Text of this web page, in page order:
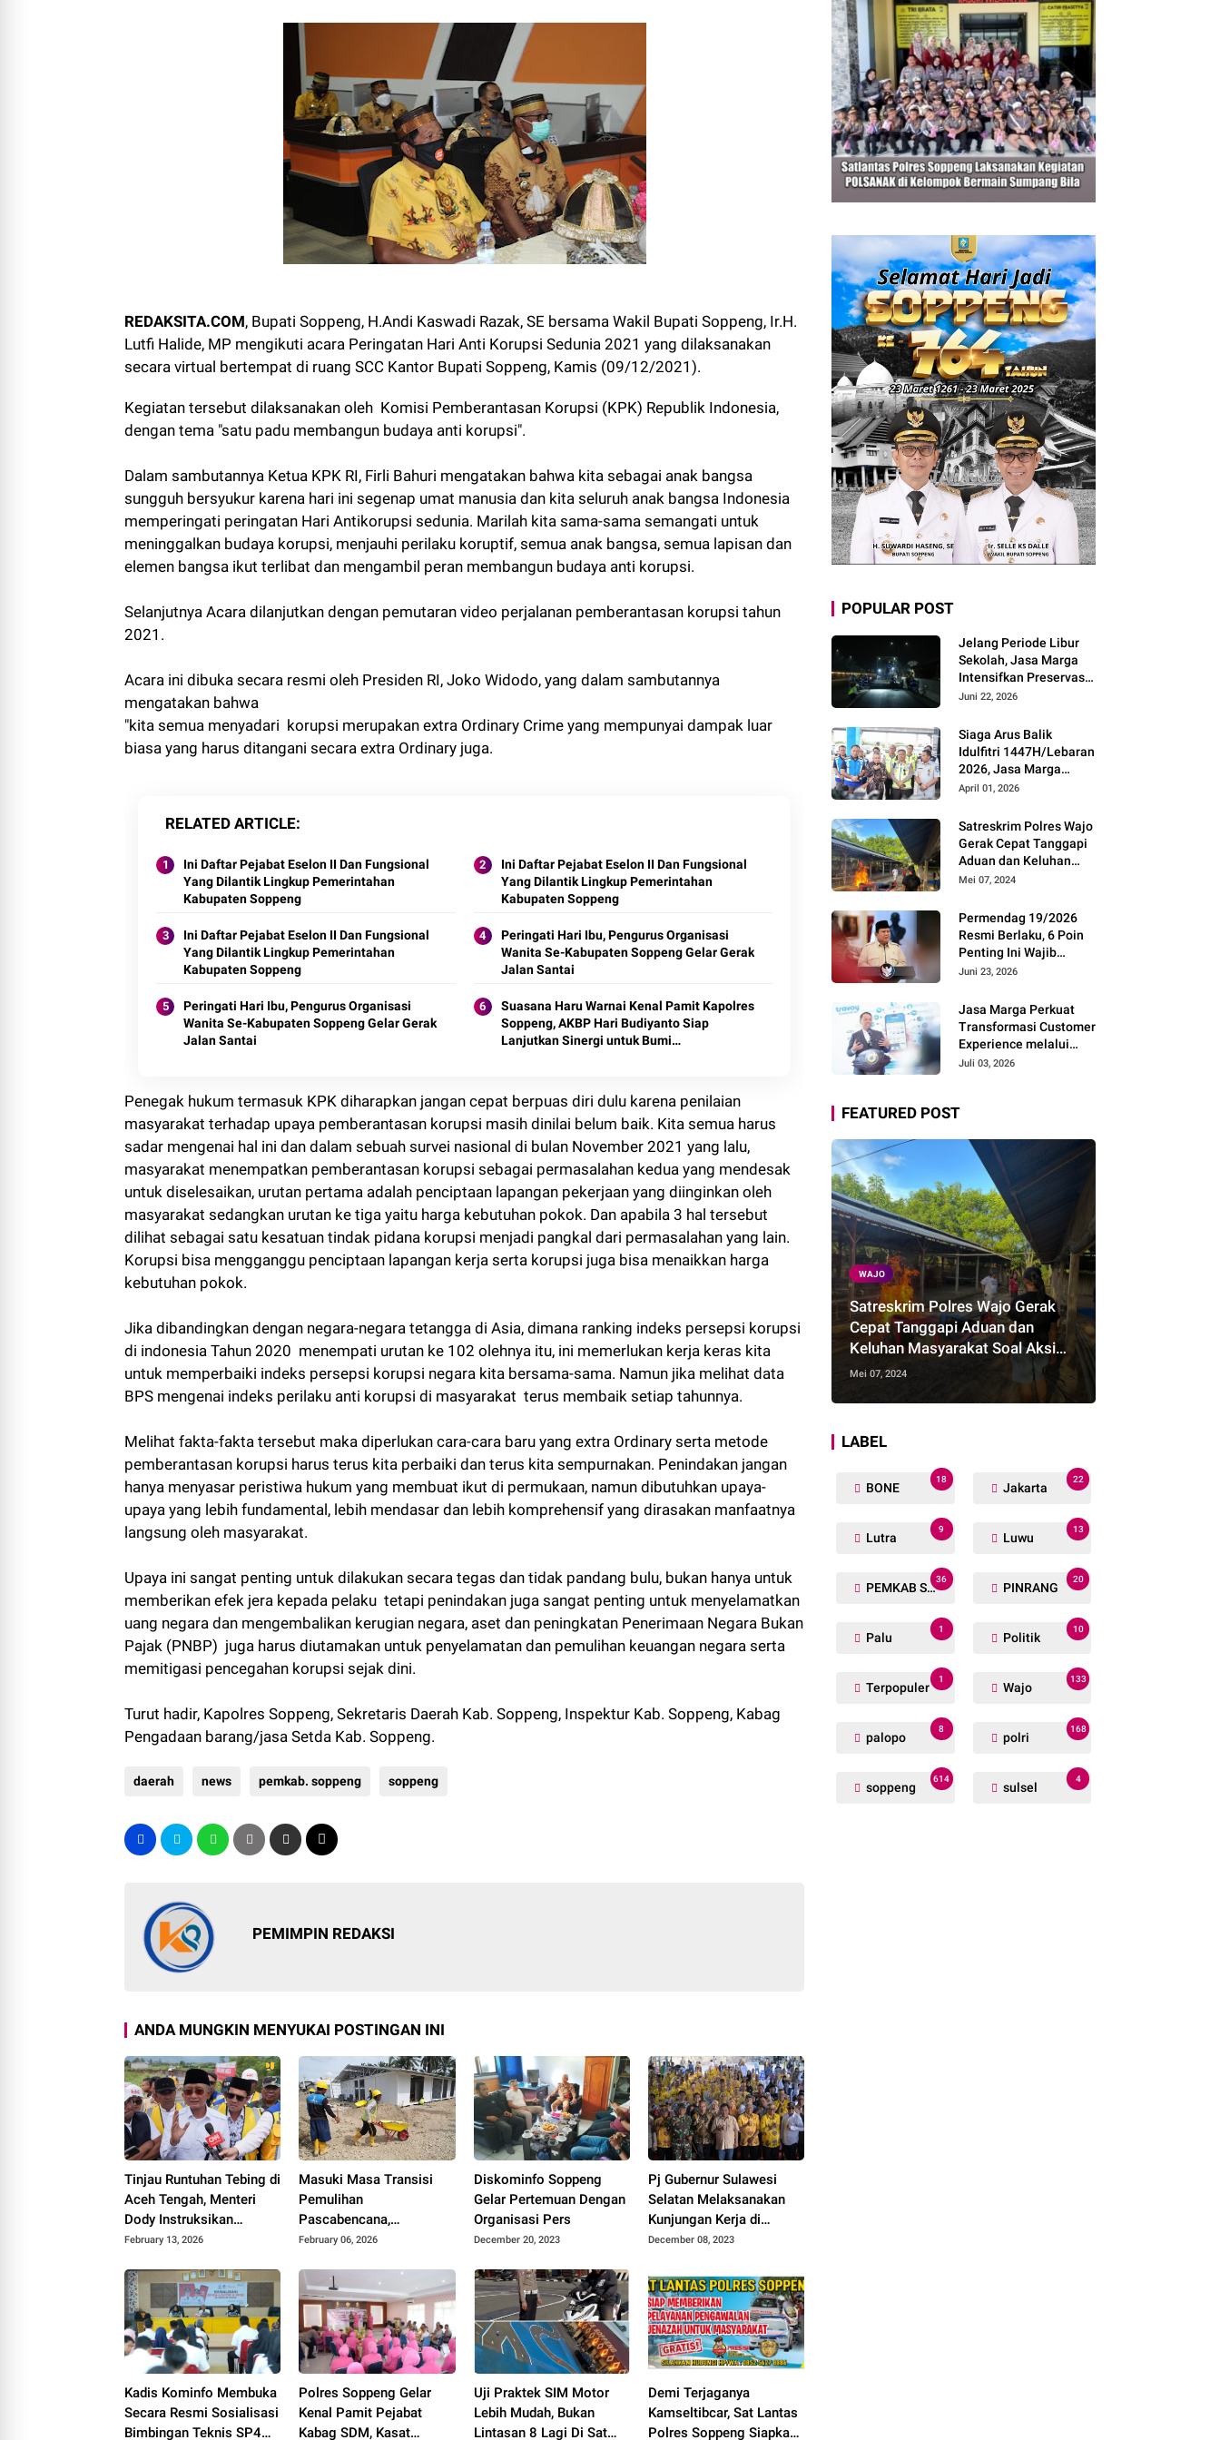
REDAKSITA.COM, Bupati Soppeng, H.Andi Kaswadi Razak, SE bersama Wakil Bupati Soppeng, Ir.H.
Lutfi Halide, MP mengikuti acara Peringatan Hari Anti Korupsi Sedunia 2021 yang dilaksanakan
secara virtual bertempat di ruang SCC Kantor Bupati Soppeng, Kamis (09/12/2021).
Kegiatan tersebut dilaksanakan oleh Komisi Pemberantasan Korupsi (KPK) Republik Indonesia,
dengan tema "satu padu membangun budaya anti korupsi".
Dalam sambutannya Ketua KPK RI, Firli Bahuri mengatakan bahwa kita sebagai anak bangsa
sungguh bersyukur karena hari ini segenap umat manusia dan kita seluruh anak bangsa Indonesia
memperingati peringatan Hari Antikorupsi sedunia. Marilah kita sama-sama semangati untuk
meninggalkan budaya korupsi, menjauhi perilaku koruptif, semua anak bangsa, semua lapisan dan
elemen bangsa ikut terlibat dan mengambil peran membangun budaya anti korupsi.
Selanjutnya Acara dilanjutkan dengan pemutaran video perjalanan pemberantasan korupsi tahun
2021.
Acara ini dibuka secara resmi oleh Presiden RI, Joko Widodo, yang dalam sambutannya
mengatakan bahwa
"kita semua menyadari korupsi merupakan extra Ordinary Crime yang mempunyai dampak luar
biasa yang harus ditangani secara extra Ordinary juga.
RELATED ARTICLE
Ini Daftar Pejabat Eselon II Dan Fungsional
Yang Dilantik Lingkup Pemerintahan
Kabupaten Soppeng
Ini Daftar Pejabat Eselon II Dan Fungsional
Yang Dilantik Lingkup Pemerintahan
Kabupaten Soppeng
Ini Daftar Pejabat Eselon II Dan Fungsional
Yang Dilantik Lingkup Pemerintahan
Kabupaten Soppeng
Peringati Hari Ibu, Pengurus Organisasi
Wanita Se-Kabupaten Soppeng Gelar Gerak
Jalan Santai
Peringati Hari Ibu, Pengurus Organisasi
Wanita Se-Kabupaten Soppeng Gelar Gerak
Jalan Santai
Suasana Haru Warnai Kenal Pamit Kapolres
Soppeng, AKBP Hari Budiyanto Siap
Lanjutkan Sinergi untuk Bumi
Penegak hukum termasuk KPK diharapkan jangan cepat berpuas diri dulu karena penilaian
masyarakat terhadap upaya pemberantasan korupsi masih dinilai belum baik. Kita semua harus
sadar mengenai hal ini dan dalam sebuah survei nasional di bulan November 2021 yang lalu,
masyarakat menempatkan pemberantasan korupsi sebagai permasalahan kedua yang mendesak
untuk diselesaikan, urutan pertama adalah penciptaan lapangan pekerjaan yang diinginkan oleh
masyarakat sedangkan urutan ke tiga yaitu harga kebutuhan pokok. Dan apabila 3 hal tersebut
dilihat sebagai satu kesatuan tindak pidana korupsi menjadi pangkal dari permasalahan yang lain.
Korupsi bisa mengganggu penciptaan lapangan kerja serta korupsi juga bisa menaikkan harga
kebutuhan pokok.
Jika dibandingkan dengan negara-negara tetangga di Asia, dimana ranking indeks persepsi korupsi
di indonesia Tahun 2020 menempati urutan ke 102 olehnya itu, ini memerlukan kerja keras kita
untuk memperbaiki indeks persepsi korupsi negara kita bersama-sama. Namun jika melihat data
BPS mengenai indeks perilaku anti korupsi di masyarakat terus membaik setiap tahunnya.
Melihat fakta-fakta tersebut maka diperlukan cara-cara baru yang extra Ordinary serta metode
pemberantasan korupsi harus terus kita perbaiki dan terus kita sempurnakan. Penindakan jangan
hanya menyasar peristiwa hukum yang membuat ikut di permukaan, namun dibutuhkan upaya-
upaya yang lebih fundamental, lebih mendasar dan lebih komprehensif yang dirasakan manfaatnya
langsung oleh masyarakat.
Upaya ini sangat penting untuk dilakukan secara tegas dan tidak pandang bulu, bukan hanya untuk
memberikan efek jera kepada pelaku tetapi penindakan juga sangat penting untuk menyelamatkan
uang negara dan mengembalikan kerugian negara, aset dan peningkatan Penerimaan Negara Bukan
Pajak (PNBP) juga harus diutamakan untuk penyelamatan dan pemulihan keuangan negara serta
memitigasi pencegahan korupsi sejak dini.
Turut hadir, Kapolres Soppeng, Sekretaris Daerah Kab. Soppeng, Inspektur Kab. Soppeng, Kabag
Pengadaan barang/jasa Setda Kab. Soppeng.
daerah news pemkab. soppeng soppeng
PEMIMPIN REDAKSI
ANDA MUNGKIN MENYUKAI POSTINGAN INI
Tinjau Runtuhan Tebing di
Aceh Tengah, Menteri
Dody Instruksikan
Penanganan
Arahan Presiden
February 13, 2026
Masuki Masa Transisi
Pemulihan
Pascabencana,
Kementerian PU
Rehabilitasi Infrastruktur
Dasar di Provinsi Aceh
February 06, 2026
Diskominfo Soppeng
Gelar Pertemuan Dengan
Organisasi Pers
December 20, 2023
Pj Gubernur Sulawesi
Selatan Melaksanakan
Kunjungan Kerja di
Kab.Soppeng
December 08, 2023
Kadis Kominfo Membuka
Secara Resmi Sosialisasi
Bimbingan Teknis SP4N
Polres Soppeng Gelar
Kenal Pamit Pejabat
Kabag SDM, Kasat
Uji Praktek SIM Motor
Lebih Mudah, Bukan
Lintasan 8 Lagi Di Sat
Demi Terjaganya
Kamseltibcar, Sat Lantas
Polres Soppeng Siapkan
POPULAR POST
Jelang Periode Libur
Sekolah, Jasa Marga
Intensifkan Preservasi
Rutin Jalan Tol untuk
Keamanan dan
Kenyamanan
Perjalanan
Juni 22, 2026
Siaga Arus Balik
Idulfitri 1447H/Lebaran
2026, Jasa Marga
Pastikan Kesiapan
Pemudik Gunakan Rest
Area Alternatif
April 01, 2026
Satreskrim Polres Wajo
Gerak Cepat Tanggapi
Aduan dan Keluhan
Masyarakat Soal Aksi
Mei 07, 2024
Permendag 19/2026
Resmi Berlaku, 6 Poin
Penting Ini Wajib
Diketahui Pengusaha
Juni 23, 2026
Jasa Marga Perkuat
Transformasi Customer
Experience melalui
Expert Sharing Session
Juli 03, 2026
FEATURED POST
WAJO
Satreskrim Polres Wajo Gerak
Cepat Tanggapi Aduan dan
Keluhan Masyarakat Soal Aksi
Perjudian
Mei 07, 2024
LABEL
BONE
18
Jakarta
22
Lutra
9
Luwu
13
PEMKAB SOPPENG
36
PINRANG
20
Palu
1
Politik
10
Terpopuler
1
Wajo
133
palopo
8
polri
168
soppeng
614
sulsel
4